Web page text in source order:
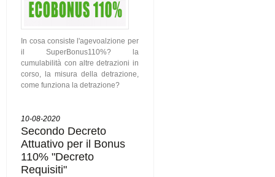
In cosa consiste l'agevoalzione per
il SuperBonus110%? la
cumulabilità con altre detrazioni in
corso, la misura della detrazione,
come funziona la detrazione?
10-08-2020
Secondo Decreto
Attuativo per il Bonus
110% "Decreto
Requisiti"